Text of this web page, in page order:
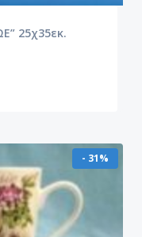
25χ35εκ.
- 31%